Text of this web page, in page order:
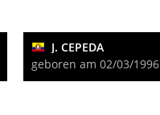
J. CEPEDA
geboren am 02/03/1996